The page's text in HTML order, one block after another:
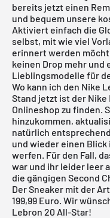
bereits jetzt einen
und bequem unsere
Aktiviert einfach die
selbst, mit wie viel
erinnert werden
keinen Drop mehr und
Lieblingsmodelle für
Wo kann ich den Nike
Stand jetzt ist der Nike
Onlineshop zu finden.
hinzukommen,
natürlich
und wieder einen Blick
werfen. Für den Fall,
war und ihr leider leer
die gängigen Second
Der Sneaker mit der
199,99 Euro. Wir
Lebron 20 All-Star!